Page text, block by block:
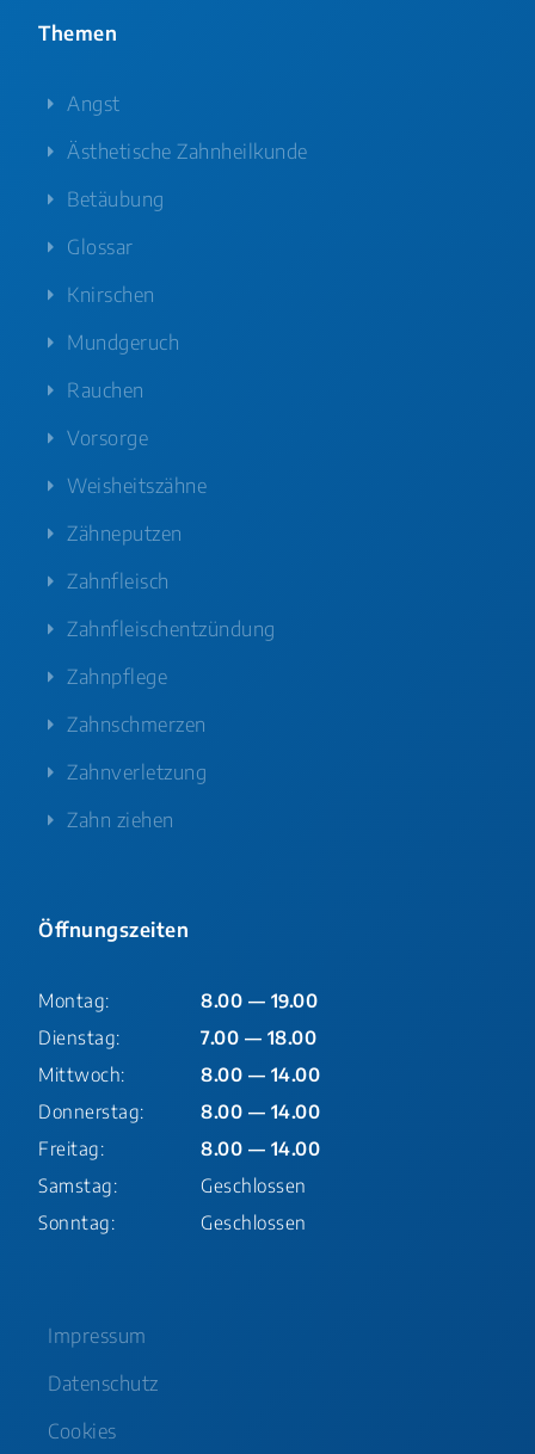
Themen
Angst
Ästhetische Zahnheilkunde
Betäubung
Glossar
Knirschen
Mundgeruch
Rauchen
Vorsorge
Weisheitszähne
Zähneputzen
Zahnfleisch
Zahnfleischentzündung
Zahnpflege
Zahnschmerzen
Zahnverletzung
Zahn ziehen
Öffnungszeiten
Montag:
8.00 — 19.00
Dienstag:
7.00 — 18.00
Mittwoch:
8.00 — 14.00
Donnerstag:
8.00 — 14.00
Freitag:
8.00 — 14.00
Samstag:
Geschlossen
Sonntag:
Geschlossen
Impressum
Datenschutz
Cookies